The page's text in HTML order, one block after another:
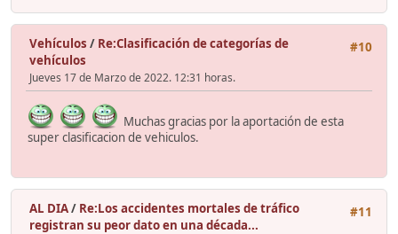
#10
Vehículos / Re:Clasificación de categorías de
vehículos
Jueves 17 de Marzo de 2022. 12:31 horas.
Muchas gracias por la aportación de esta
super clasificacion de vehiculos.
#11
AL DIA/ Re:Los accidentes mortales de tráfico
registran su peor dato en una década...